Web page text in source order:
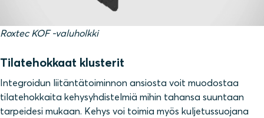
Roxtec KOF -valuholkki
Tilatehokkaat klusterit
Integroidun liitäntätoiminnon ansiosta voit muodostaa
tilatehokkaita kehysyhdistelmiä mihin tahansa suuntaan
tarpeidesi mukaan. Kehys voi toimia myös kuljetussuojana